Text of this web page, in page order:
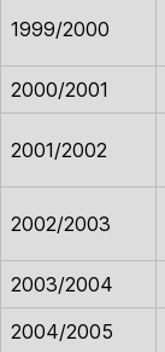
1999/2000
2000/2001
2001/2002
2002/2003
2003/2004
2004/2005